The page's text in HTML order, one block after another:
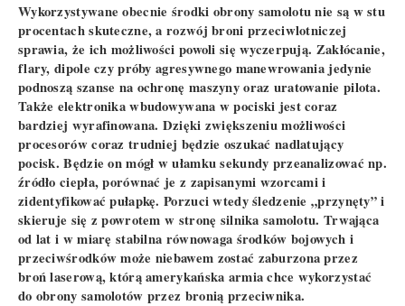
Wykorzystywane obecnie środki obrony samolotu nie są w stu
procentach skuteczne, a rozwój broni przeciwlotniczej
sprawia, że ich możliwości powoli się wyczerpują. Zakłócanie,
flary, dipole czy próby agresywnego manewrowania jedynie
podnoszą szanse na ochronę maszyny oraz uratowanie pilota.
Także elektronika wbudowywana w pociski jest coraz
bardziej wyrafinowana. Dzięki zwiększeniu możliwości
procesorów coraz trudniej będzie oszukać nadlatujący
pocisk. Będzie on mógł w ułamku sekundy przeanalizować np.
źródło ciepła, porównać je z zapisanymi wzorcami i
zidentyfikować pułapkę. Porzuci wtedy śledzenie „przynęty” i
skieruje się z powrotem w stronę silnika samolotu. Trwająca
od lat i w miarę stabilna równowaga środków bojowych i
przeciwśrodków może niebawem zostać zaburzona przez
broń laserową, którą amerykańska armia chce wykorzystać
do obrony samolotów przez bronią przeciwnika.